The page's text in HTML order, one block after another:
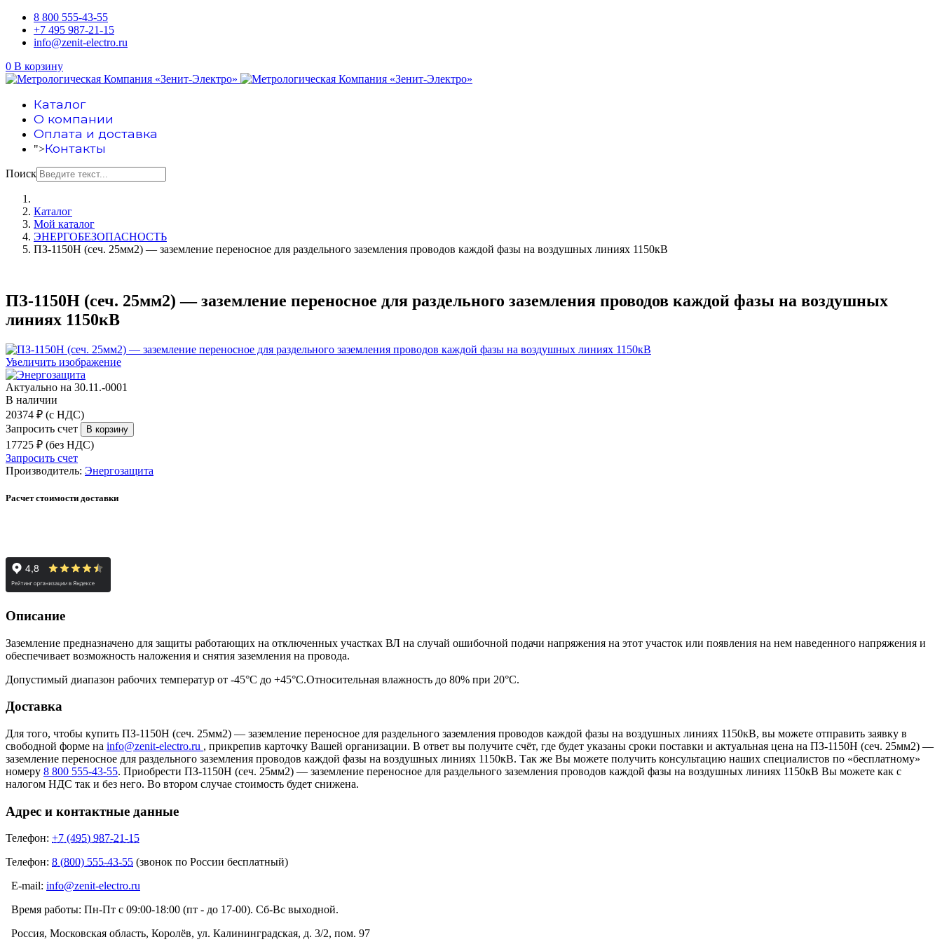
8 800 555-43-55
+7 495 987-21-15
info@zenit-electro.ru
0 В корзину
Каталог
О компании
Оплата и доставка
">Контакты
Поиск
Каталог
Мой каталог
ЭНЕРГОБЕЗОПАСНОСТЬ
ПЗ-1150Н (сеч. 25мм2) — заземление переносное для раздельного заземления проводов каждой фазы на воздушных линиях 1150кВ
ПЗ-1150Н (сеч. 25мм2) — заземление переносное для раздельного заземления проводов каждой фазы на воздушных
линиях 1150кВ
Увеличить изображение
Актуально на 30.11.-0001
В наличии
20374 ₽ (с НДС)
Запросить счет
17725 ₽ (без НДС)
Запросить счет
Производитель: Энергозащита
Расчет стоимости доставки
Описание
Заземление предназначено для защиты работающих на отключенных участках ВЛ на случай ошибочной подачи напряжения на этот участок или появления на нем наведенного напряжения и
обеспечивает возможность наложения и снятия заземления на провода.
Допустимый диапазон рабочих температур от -45°С до +45°С.Относительная влажность до 80% при 20°С.
Доставка
Для того, чтобы купить ПЗ-1150Н (сеч. 25мм2) — заземление переносное для раздельного заземления проводов каждой фазы на воздушных линиях 1150кВ, вы можете отправить заявку в
свободной форме на info@zenit-electro.ru , прикрепив карточку Вашей организации. В ответ вы получите счёт, где будет указаны сроки поставки и актуальная цена на ПЗ-1150Н (сеч. 25мм2) —
заземление переносное для раздельного заземления проводов каждой фазы на воздушных линиях 1150кВ. Так же Вы можете получить консультацию наших специалистов по «бесплатному»
номеру 8 800 555-43-55. Приобрести ПЗ-1150Н (сеч. 25мм2) — заземление переносное для раздельного заземления проводов каждой фазы на воздушных линиях 1150кВ Вы можете как с
налогом НДС так и без него. Во втором случае стоимость будет снижена.
Адрес и контактные данные
Телефон: +7 (495) 987-21-15
Телефон: 8 (800) 555-43-55 (звонок по России бесплатный)
E-mail: info@zenit-electro.ru
Время работы: Пн-Пт с 09:00-18:00 (пт - до 17-00). Сб-Вс выходной.
Россия, Московская область, Королёв, ул. Калининградская, д. 3/2, пом. 97